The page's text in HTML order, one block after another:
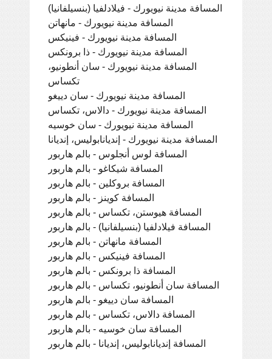
المسافة مدينة نيويورك - فيلادلفيا (بنسيلفانيا)
المسافة مدينة نيويورك - مانهاتن
المسافة مدينة نيويورك - فينيكس
المسافة مدينة نيويورك - ذا برونكس
المسافة مدينة نيويورك - سان أنطونيو،
تكساس
المسافة مدينة نيويورك - سان دييغو
المسافة مدينة نيويورك - دالاس، تكساس
المسافة مدينة نيويورك - سان خوسيه
المسافة مدينة نيويورك - إنديانابوليس، إنديانا
المسافة لوس أنجلوس - بالم هاربور
المسافة شيكاغو - بالم هاربور
المسافة بروكلين - بالم هاربور
المسافة كوينز - بالم هاربور
المسافة هيوستن، تكساس - بالم هاربور
المسافة فيلادلفيا (بنسيلفانيا) - بالم هاربور
المسافة مانهاتن - بالم هاربور
المسافة فينيكس - بالم هاربور
المسافة ذا برونكس - بالم هاربور
المسافة سان أنطونيو، تكساس - بالم هاربور
المسافة سان دييغو - بالم هاربور
المسافة دالاس، تكساس - بالم هاربور
المسافة سان خوسيه - بالم هاربور
المسافة إنديانابوليس، إنديانا - بالم هاربور